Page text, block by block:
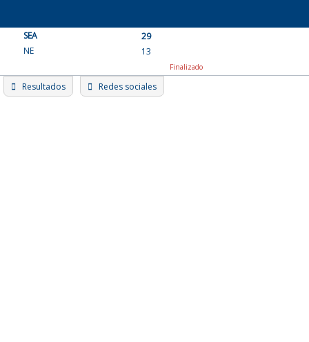
content
SEA
29
NE
13
Finalizado
Resultados Redes sociales